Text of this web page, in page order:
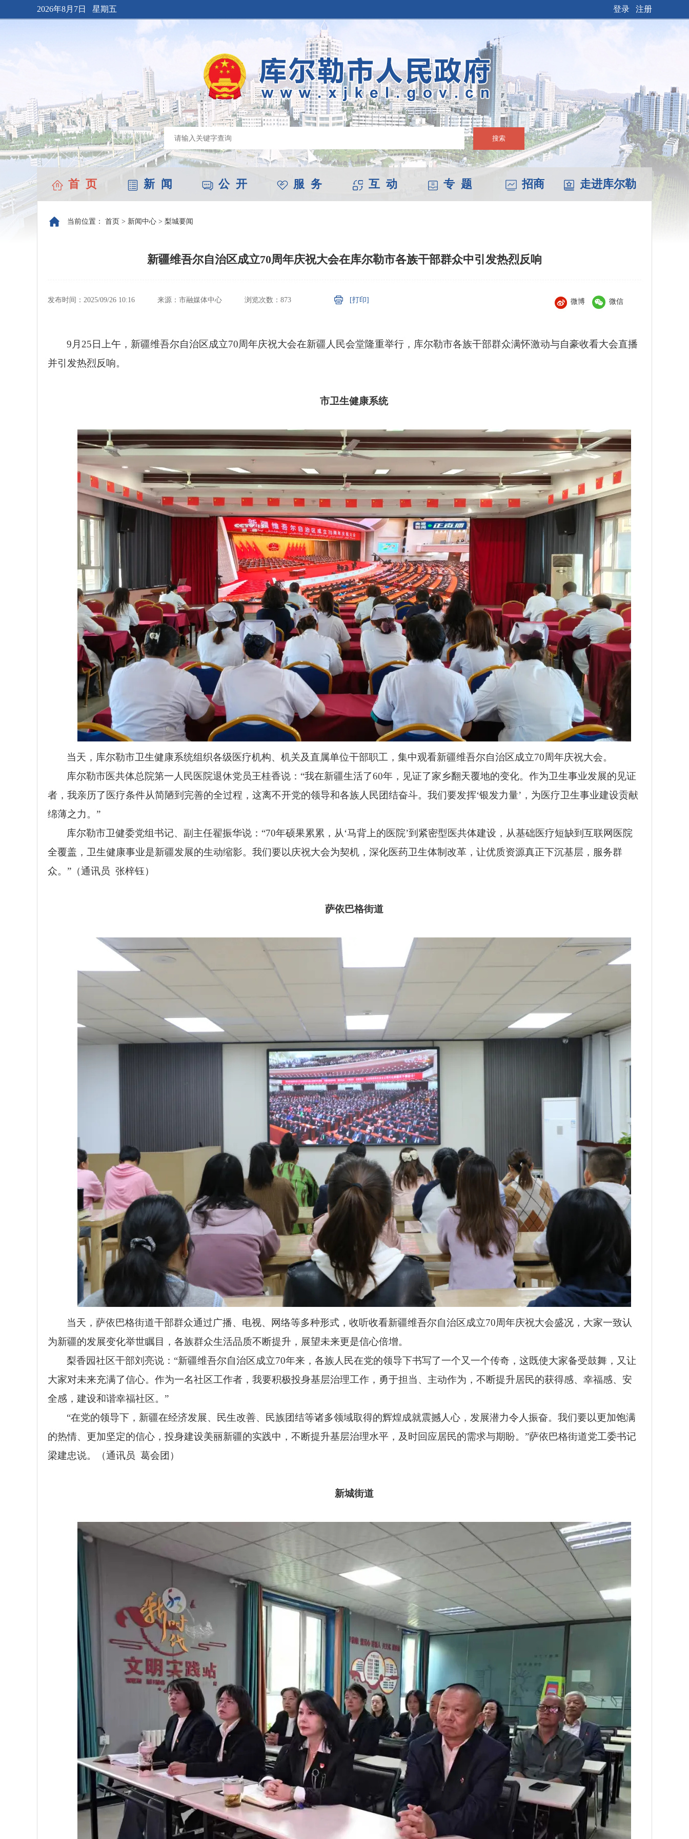
2026年8月7日 星期五 登录 注册
搜索
首 页 新 闻 公 开 服 务 互 动 专 题 招商 走进库尔勒
当前位置： 首页 > 新闻中心 > 梨城要闻
新疆维吾尔自治区成立70周年庆祝大会在库尔勒市各族干部群众中引发热烈反响
发布时间：2025/09/26 10:16 来源：市融媒体中心 浏览次数： 873 [打印] 微博 微信
9月25日上午，新疆维吾尔自治区成立70周年庆祝大会在新疆人民会堂隆重举行，库尔勒市各族干部群众满怀激动与自豪收看大会直播
并引发热烈反响。
市卫生健康系统
当天，库尔勒市卫生健康系统组织各级医疗机构、机关及直属单位干部职工，集中观看新疆维吾尔自治区成立70周年庆祝大会。
库尔勒市医共体总院第一人民医院退休党员王桂香说：“我在新疆生活了60年，见证了家乡翻天覆地的变化。作为卫生事业发展的见证
者，我亲历了医疗条件从简陋到完善的全过程，这离不开党的领导和各族人民团结奋斗。我们要发挥‘银发力量’，为医疗卫生事业建设贡献
绵薄之力。”
库尔勒市卫健委党组书记、副主任翟振华说：“70年硕果累累，从‘马背上的医院’到紧密型医共体建设，从基础医疗短缺到互联网医院
全覆盖，卫生健康事业是新疆发展的生动缩影。我们要以庆祝大会为契机，深化医药卫生体制改革，让优质资源真正下沉基层，服务群
众。”（通讯员 张梓钰）
萨依巴格街道
当天，萨依巴格街道干部群众通过广播、电视、网络等多种形式，收听收看新疆维吾尔自治区成立70周年庆祝大会盛况，大家一致认
为新疆的发展变化举世瞩目，各族群众生活品质不断提升，展望未来更是信心倍增。
梨香园社区干部刘亮说：“新疆维吾尔自治区成立70年来，各族人民在党的领导下书写了一个又一个传奇，这既使大家备受鼓舞，又让
大家对未来充满了信心。作为一名社区工作者，我要积极投身基层治理工作，勇于担当、主动作为，不断提升居民的获得感、幸福感、安
全感，建设和谐幸福社区。”
“在党的领导下，新疆在经济发展、民生改善、民族团结等诸多领域取得的辉煌成就震撼人心，发展潜力令人振奋。我们要以更加饱满
的热情、更加坚定的信心，投身建设美丽新疆的实践中，不断提升基层治理水平，及时回应居民的需求与期盼。”萨依巴格街道党工委书记
梁建忠说。（通讯员 葛会团）
新城街道